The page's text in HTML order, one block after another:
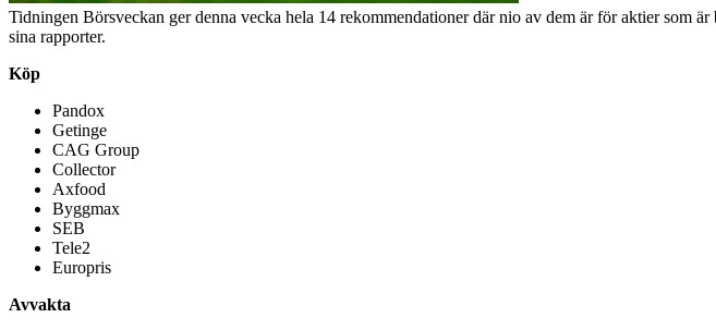
Tidningen Börsveckan ger denna vecka hela 14 rekommendationer där nio av dem är för aktier som
sina rapporter.
Köp
Pandox
Getinge
CAG Group
Collector
Axfood
Byggmax
SEB
Tele2
Europris
Avvakta